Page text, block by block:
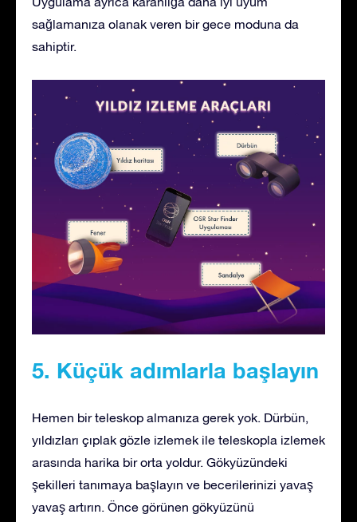
sağlamanıza olanak veren bir gece moduna da
sahiptir.
5. Küçük adımlarla başlayın
Hemen bir teleskop almanıza gerek yok. Dürbün,
yıldızları çıplak gözle izlemek ile teleskopla izlemek
arasında harika bir orta yoldur. Gökyüzündeki
şekilleri tanımaya başlayın ve becerilerinizi yavaş
yavaş artırın. Önce görünen gökyüzünü